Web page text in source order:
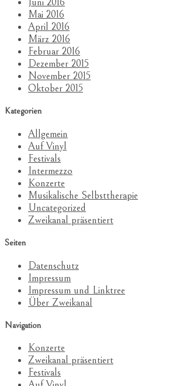
Mai 2016
April 2016
März 2016
Februar 2016
Dezember 2015
November 2015
Oktober 2015
Kategorien
Allgemein
Auf Vinyl
Festivals
Intermezzo
Konzerte
Musikalische Selbsttherapie
Uncategorized
Zweikanal präsentiert
Seiten
Datenschutz
Impressum
Impressum und Linktree
Über Zweikanal
Navigation
Konzerte
Zweikanal präsentiert
Festivals